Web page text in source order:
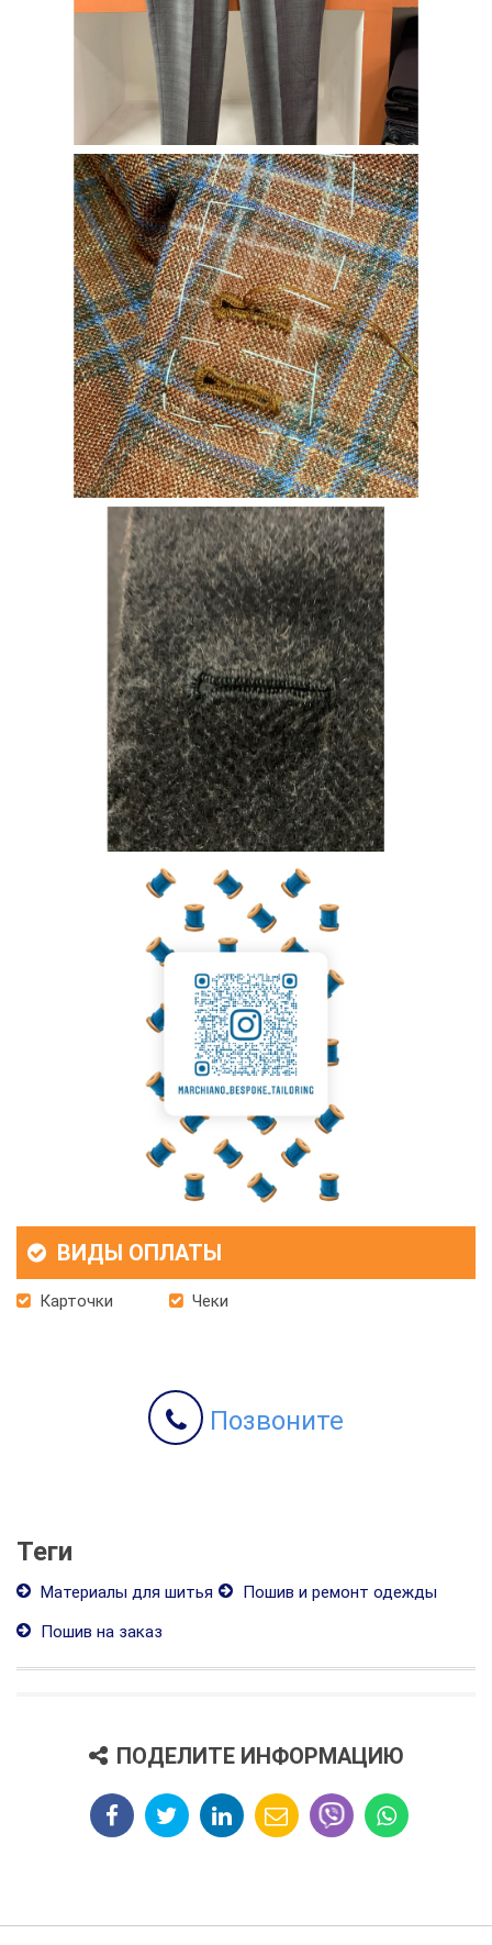
ВИДЫ ОПЛАТЫ
Карточки Чеки
Позвоните
Теги
Материалы для шитья
Пошив и ремонт одежды
Пошив на заказ
ПОДЕЛИТЕ ИНФОРМАЦИЮ